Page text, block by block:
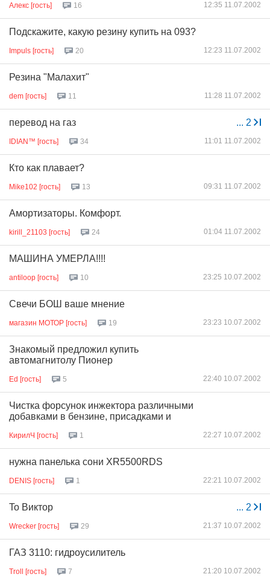
Алекс [гость] 16 12:35 11.07.2002
Подскажите, какую резину купить на 093?
Impuls [гость] 20 12:23 11.07.2002
Резина "Малахит"
dem [гость] 11 11:28 11.07.2002
... 2
перевод на газ
IDIAN™ [гость] 34 11:01 11.07.2002
Кто как плавает?
Mike102 [гость] 13 09:31 11.07.2002
Амортизаторы. Комфорт.
kirill_21103 [гость] 24 01:04 11.07.2002
МАШИНА УМЕРЛА!!!!
antiloop [гость] 10 23:25 10.07.2002
Свечи БОШ ваше мнение
магазин МОТОР [гость] 19 23:23 10.07.2002
Знакомый предложил купить
автомагнитолу Пионер
Ed [гость] 5 22:40 10.07.2002
Чистка форсунок инжектора различными
добавками в бензине, присадками и
КирилЧ [гость] 1 22:27 10.07.2002
нужна панелька сони XR5500RDS
DENIS [гость] 1 22:21 10.07.2002
... 2
To Виктор
Wrecker [гость] 29 21:37 10.07.2002
ГАЗ 3110: гидроусилитель
Troll [гость] 7 21:20 10.07.2002